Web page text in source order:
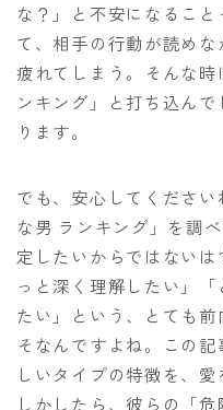
な？」と不安になるこ
て、相手の行動が読め
疲れてしまう。そんな時
ンキング」と打ち込ん
ります。
でも、安心してくださ
な男 ランキング」を調
定したいからではない
っと深く理解したい」
たい」という、とても
そなんですよね。この
しいタイプの特徴を、
しかしたら、彼らの「